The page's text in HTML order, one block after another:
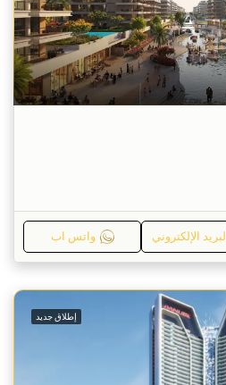
البريد الإلكتروني واتس اب
إطلاق جديد